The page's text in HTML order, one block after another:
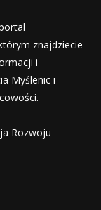
znajdziecie
i
Myślenic i
Rozwoju